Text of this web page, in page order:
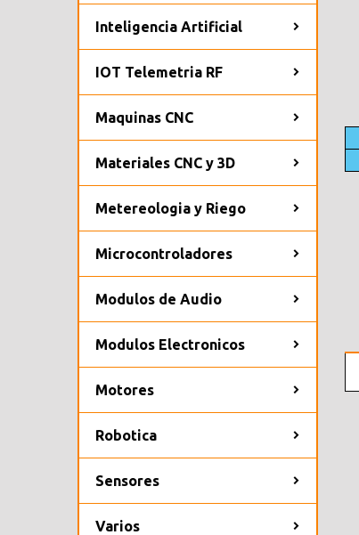
Inteligencia Artificial
IOT Telemetria RF
Maquinas CNC
Materiales CNC y 3D
Metereologia y Riego
Microcontroladores
Modulos de Audio
Modulos Electronicos
Motores
Robotica
Sensores
Varios